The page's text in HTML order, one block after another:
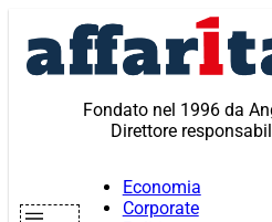
contenuto
Fondato nel 1996 da
Direttore
Economia
Corporate